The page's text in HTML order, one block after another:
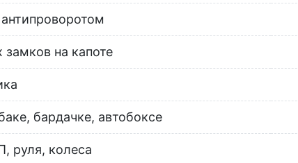
на капоте
бардачке, автобоксе
руля, колеса